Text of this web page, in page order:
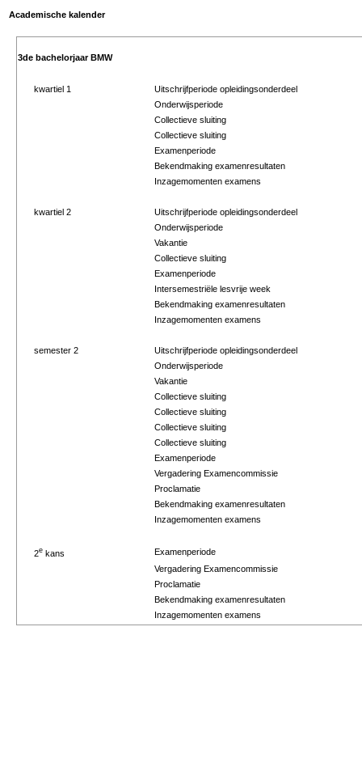
Academische kalender
3de bachelorjaar BMW
kwartiel 1
Uitschrijfperiode opleidingsonderdeel
Onderwijsperiode
Collectieve sluiting
Collectieve sluiting
Examenperiode
Bekendmaking examenresultaten
Inzagemomenten examens
kwartiel 2
Uitschrijfperiode opleidingsonderdeel
Onderwijsperiode
Vakantie
Collectieve sluiting
Examenperiode
Intersemestriële lesvrije week
Bekendmaking examenresultaten
Inzagemomenten examens
semester 2
Uitschrijfperiode opleidingsonderdeel
Onderwijsperiode
Vakantie
Collectieve sluiting
Collectieve sluiting
Collectieve sluiting
Collectieve sluiting
Examenperiode
Vergadering Examencommissie
Proclamatie
Bekendmaking examenresultaten
Inzagemomenten examens
2e kans
Examenperiode
Vergadering Examencommissie
Proclamatie
Bekendmaking examenresultaten
Inzagemomenten examens